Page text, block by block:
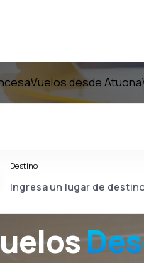
Vuelos desde Atuona
Destino